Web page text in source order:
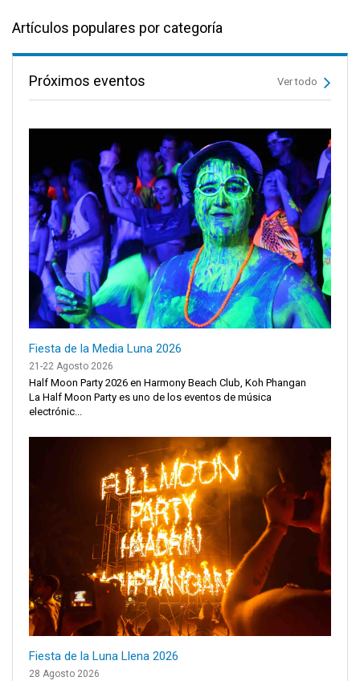
Artículos populares por categoría
Próximos eventos Ver todo
Fiesta de la Media Luna 2026
21-22 Agosto 2026
Half Moon Party 2026 en Harmony Beach Club, Koh Phangan
La Half Moon Party es uno de los eventos de música
electrónic...
Fiesta de la Luna Llena 2026
28 Agosto 2026